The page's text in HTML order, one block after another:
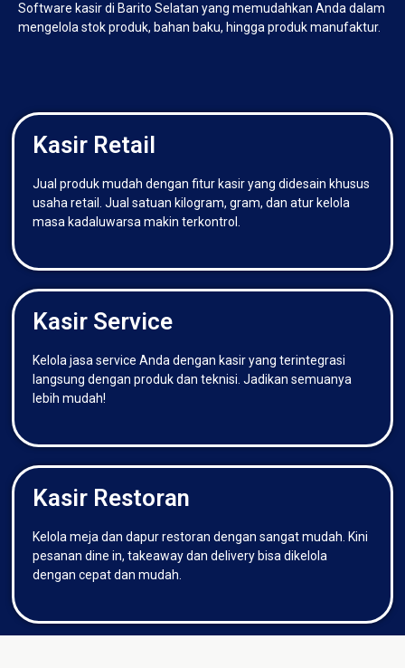
Software kasir di Barito Selatan yang memudahkan Anda dalam
mengelola stok produk, bahan baku, hingga produk manufaktur.
Kasir Retail
Jual produk mudah dengan fitur kasir yang didesain khusus
usaha retail. Jual satuan kilogram, gram, dan atur kelola
masa kadaluwarsa makin terkontrol.
Kasir Service
Kelola jasa service Anda dengan kasir yang terintegrasi
langsung dengan produk dan teknisi. Jadikan semuanya
lebih mudah!
Kasir Restoran
Kelola meja dan dapur restoran dengan sangat mudah. Kini
pesanan dine in, takeaway dan delivery bisa dikelola
dengan cepat dan mudah.